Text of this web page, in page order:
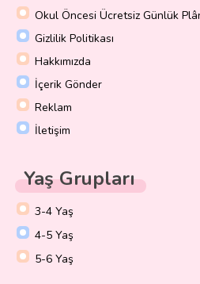
Okul Öncesi Ücretsiz Günlük
Gizlilik Politikası
Hakkımızda
İçerik Gönder
Reklam
İletişim
Yaş Grupları
3-4 Yaş
4-5 Yaş
5-6 Yaş